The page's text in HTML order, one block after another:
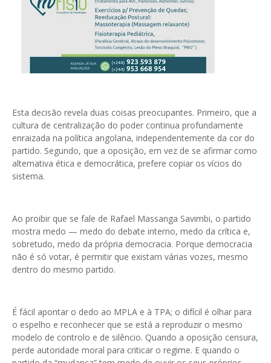
Esta decisão revela duas coisas preocupantes. Primeiro, que a
cultura de centralização do poder continua profundamente
enraizada na política angolana, independentemente da cor do
partido. Segundo, que a oposição, em vez de se afirmar como
alternativa ética e democrática, prefere copiar os vícios do
sistema.
Ao proibir que se fale de Rafael Massanga Savimbi, o partido
mostra medo — medo do debate interno, medo da crítica e,
sobretudo, medo da própria democracia. Porque democracia
não é só votar, é permitir que existam várias vozes, mesmo
dentro do mesmo partido.
É fácil apontar o dedo ao MPLA e à TPA; o difícil é olhar para
o espelho e reconhecer que se está a reproduzir o mesmo
modelo de controlo e de silêncio. Quando a oposição censura,
perde autoridade moral para criticar o regime. E quando o